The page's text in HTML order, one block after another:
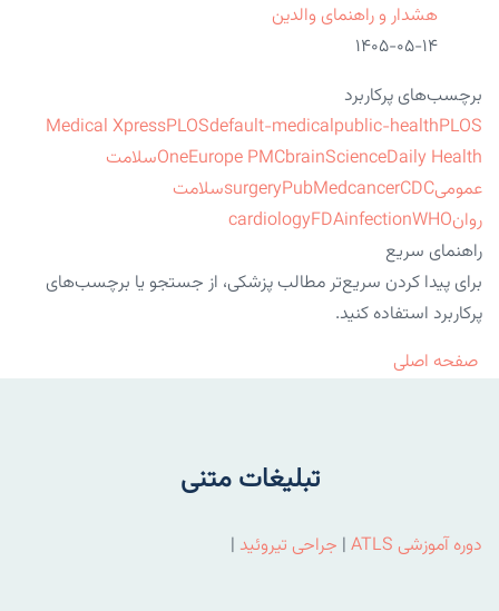
هشدار و راهنمای والدین
۱۴۰۵-۰۵-۱۴
برچسب‌های پرکاربرد
Medical XpressPLOSdefault-medicalpublic-healthPLOS
OneEurope PMCbrainScienceDaily Health
سلامت
عمومی
surgeryPubMedcancerCDC
سلامت
روان
cardiologyFDAinfectionWHO
راهنمای سریع
برای پیدا کردن سریع‌تر مطالب پزشکی، از جستجو یا برچسب‌های
پرکاربرد استفاده کنید.
صفحه اصلی
تبلیغات متنی
دوره آموزشی ATLS | جراحی تیروئید |